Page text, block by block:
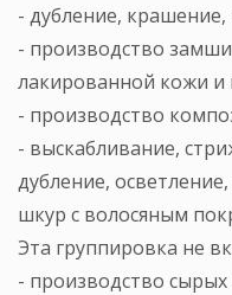
- дубление,
- производство
лакированной кожи
- производство
- выскабливание,
дубление,
шкур с волосяным
Эта группировка не
- производство